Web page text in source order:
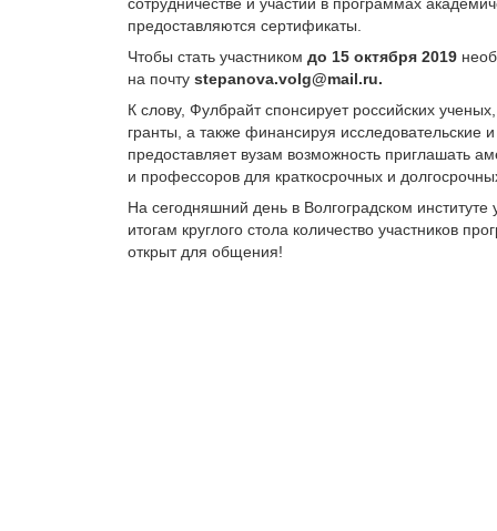
предоставляются сертификаты.
Чтобы стать участником до 15 октября 2019
на почту stepanova.volg@mail.ru.
К слову, Фулбрайт спонсирует российских
гранты, а также финансируя
предоставляет вузам возможность приглашать
и профессоров для краткосрочных и
На сегодняшний день в Волгоградском
итогам круглого стола количество участников
открыт для общения!